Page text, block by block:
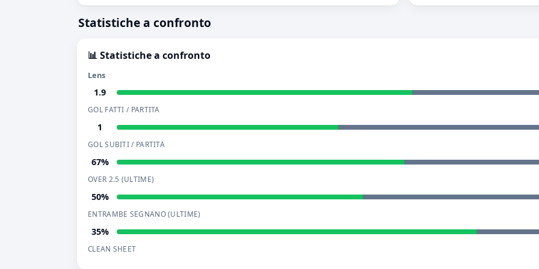
Statistiche a confronto
📊 Statistiche a confronto
Lens
1.9
GOL FATTI / PARTITA
1
GOL SUBITI / PARTITA
67%
OVER 2.5 (ULTIME)
50%
ENTRAMBE SEGNANO (ULTIME)
35%
CLEAN SHEET